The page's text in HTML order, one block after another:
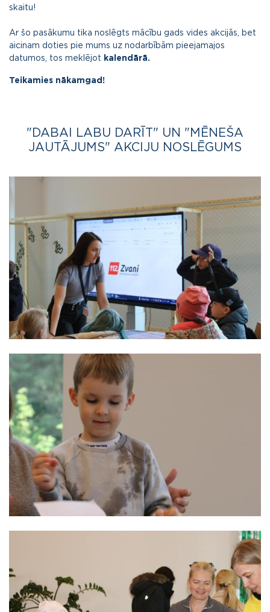
skaitu!
Ar šo pasākumu tika noslēgts mācību gads vides akcijās, bet
aicinam doties pie mums uz nodarbībām pieejamajos
datumos, tos meklējot kalendārā.
Teikamies nākamgad!
"DABAI LABU DARĪT" UN "MĒNEŠA
JAUTĀJUMS" AKCIJU NOSLĒGUMS